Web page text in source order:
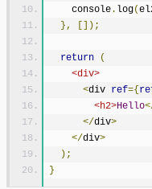
    console
. log(
},
[]);
return
(
<div>
<div ref={
<h2>Hello
</div>
</div>
);
}